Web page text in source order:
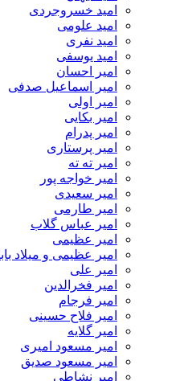
امید خسروجردی
امید علومی
امید نفری
امید یوسفی
امیر احسان
امیر اسماعیل صدفی
امیر اولی
امیر بکایی
امیر پدرام
امیر پرستاری
امیر ته ته
امیر خواجه پور
امیر سعیدی
امیر طارمی
امیر عباس گلاب
امیر عظیمی
امیر عظیمی و میلاد
امیر علی
امیر فخرالدین
امیر فرجام
امیر فلاح حسینی
امیر گلایه
امیر مسعود امیری
امیر مسعود صدیق
امیر نشاطی